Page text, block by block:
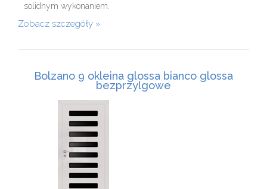
solidnym wykonaniem.
Zobacz szczegóły
Bolzano 9 okleina glossa bianco glossa
bezprzylgowe